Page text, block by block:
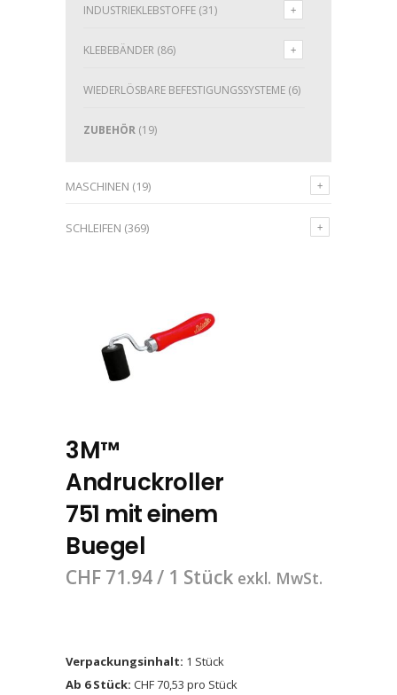
INDUSTRIEKLEBSTOFFE (31)
KLEBEBÄNDER (86)
WIEDERLÖSBARE BEFESTIGUNGSSYSTEME (6)
ZUBEHÖR (19)
MASCHINEN (19)
SCHLEIFEN (369)
3M™
Andruckroller
751 mit einem
Buegel
CHF 71.94/ 1 Stück exkl. MwSt.
Verpackungsinhalt: 1 Stück
Ab 6 Stück: CHF 70,53 pro Stück